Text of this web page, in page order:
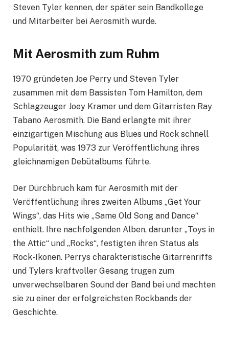
Steven Tyler kennen, der später sein Bandkollege
und Mitarbeiter bei Aerosmith wurde.
Mit Aerosmith zum Ruhm
1970 gründeten Joe Perry und Steven Tyler
zusammen mit dem Bassisten Tom Hamilton, dem
Schlagzeuger Joey Kramer und dem Gitarristen Ray
Tabano Aerosmith. Die Band erlangte mit ihrer
einzigartigen Mischung aus Blues und Rock schnell
Popularität, was 1973 zur Veröffentlichung ihres
gleichnamigen Debütalbums führte.
Der Durchbruch kam für Aerosmith mit der
Veröffentlichung ihres zweiten Albums „Get Your
Wings“, das Hits wie „Same Old Song and Dance“
enthielt. Ihre nachfolgenden Alben, darunter „Toys in
the Attic“ und „Rocks“, festigten ihren Status als
Rock-Ikonen. Perrys charakteristische Gitarrenriffs
und Tylers kraftvoller Gesang trugen zum
unverwechselbaren Sound der Band bei und machten
sie zu einer der erfolgreichsten Rockbands der
Geschichte.